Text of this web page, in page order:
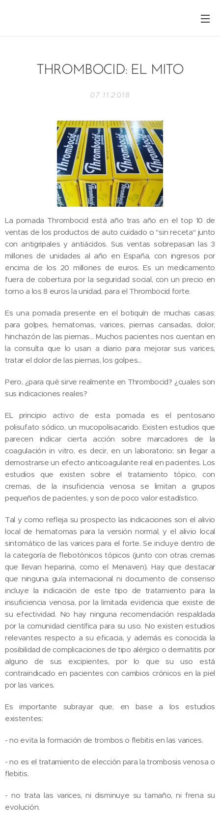
THROMBOCID: EL MITO
07.11.2018
La pomada Thrombocid está año tras año en el top 10 de
ventas de los productos de auto cuidado o "sin receta" junto
con antigripales y antiácidos. Sus ventas sobrepasan las 3
millones de unidades al año en España, con ingresos por
encima de los 20 millones de euros. Es un medicamento
fuera de cobertura por la seguridad social, con un precio en
torno a los 8 euros la unidad, para el Thrombocid forte.
Es una pomada presente en el botiquín de muchas casas:
para golpes, hematomas, varices, piernas cansadas, dolor,
hinchazón de las piernas... Muchos pacientes nos cuentan en
la consulta que lo usan a diario para mejorar sus varices,
tratar el dolor de las piernas, los golpes...
Pero, ¿para qué sirve realmente en Thrombocid? ¿cuales son
sus indicaciones reales?
EL principio activo de esta pomada es el pentosano
polisufato sódico, un mucopolisacarido. Existen estudios que
parecen indicar cierta acción sobre marcadores de la
coagulación in vitro, es decir, en un laboratorio; sin llegar a
demostrarse un efecto anticoagulante real en pacientes. Los
estudios que existen sobre el tratamiento tópico, con
cremas, de la insuficiencia venosa se limitan a grupos
pequeños de pacientes, y son de poco valor estadístico.
Tal y como refleja su prospecto las indicaciones son el alivio
local de hematomas para la versión normal, y el alivio local
sintomático de las varices para el forte. Se incluye dentro de
la categoría de flebotónicos tópicos (junto con otras cremas
que llevan heparina, como el Menaven). Hay que destacar
que ninguna guía internacional ni documento de consenso
incluye la indicación de este tipo de tratamiento para la
insuficiencia venosa, por la limitada evidencia que existe de
su efectividad. No hay ninguna recomendación respaldada
por la comunidad científica para su uso. No existen estudios
relevantes respecto a su eficacia, y además es conocida la
posibilidad de complicaciones de tipo alérgico o dermatitis por
alguno de sus excipientes, por lo que su uso está
contraindicado en pacientes con cambios crónicos en la piel
por las varices.
Es importante subrayar que, en base a los estudios
existentes:
- no evita la formación de trombos o flebitis en las varices.
- no es el tratamiento de elección para la trombosis venosa o
flebitis.
- no trata las varices, ni disminuye su tamaño, ni frena su
evolución.